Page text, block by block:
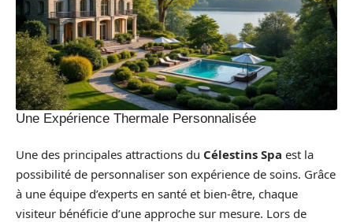
Une Expérience Thermale Personnalisée
Une des principales attractions du Célestins Spa est la
possibilité de personnaliser son expérience de soins. Grâce
à une équipe d’experts en santé et bien-être, chaque
visiteur bénéficie d’une approche sur mesure. Lors de